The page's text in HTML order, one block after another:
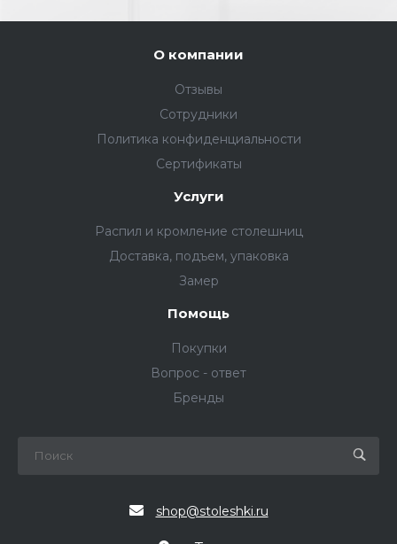
О компании
Отзывы
Сотрудники
Политика конфиденциальности
Сертификаты
Услуги
Распил и кромление столешниц
Доставка, подъем, упаковка
Замер
Помощь
Покупки
Вопрос - ответ
Бренды
shop@stoleshki.ru